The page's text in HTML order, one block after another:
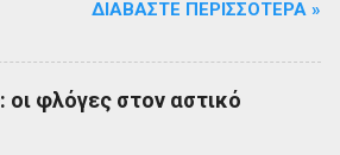
ΔΙΑΒΆΣΤΕ ΠΕΡΙΣΣΌΤΕΡΑ »
οι φλόγες στον αστικό